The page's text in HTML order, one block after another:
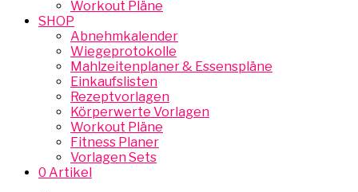
Workout Pläne
SHOP
Abnehmkalender
Wiegeprotokolle
Mahlzeitenplaner & Essenspläne
Einkaufslisten
Rezeptvorlagen
Körperwerte Vorlagen
Workout Pläne
Fitness Planer
Vorlagen Sets
0 Artikel